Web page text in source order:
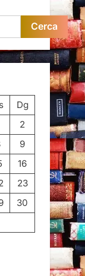
Cerca
Dg
2
9
16
23
30